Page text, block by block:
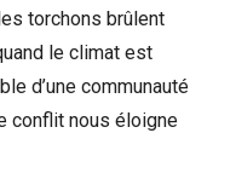
torchons brûlent
le climat est
d’une communauté
conflit nous éloigne